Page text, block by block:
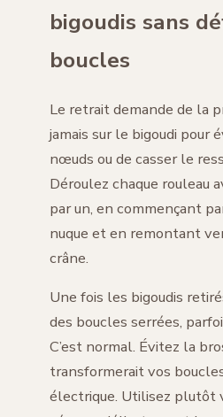
bigoudis sans
boucles
Le retrait demande de la
jamais sur le bigoudi pour
nœuds ou de casser le
Déroulez chaque rouleau
par un, en commençant
nuque et en remontant
crâne.
Une fois les bigoudis
des boucles serrées,
C’est normal. Évitez la
transformerait vos
électrique. Utilisez plutôt